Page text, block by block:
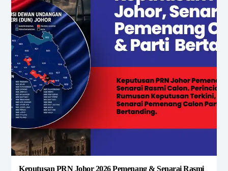
Keputusan PRN Johor 2026 Pemenang & Senarai Rasmi